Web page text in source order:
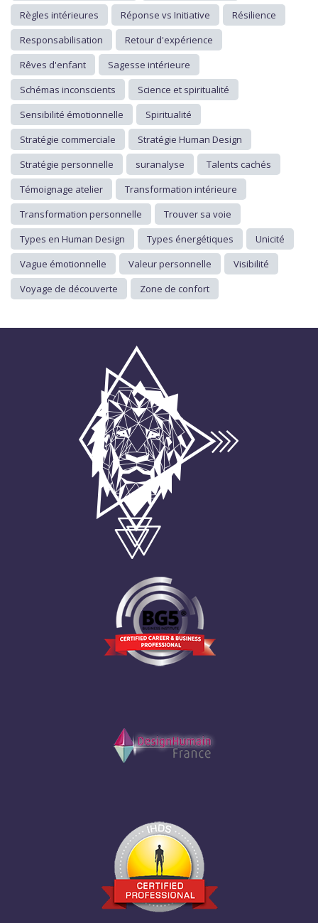
Règles intérieures
Réponse vs Initiative
Résilience
Responsabilisation
Retour d'expérience
Rêves d'enfant
Sagesse intérieure
Schémas inconscients
Science et spiritualité
Sensibilité émotionnelle
Spiritualité
Stratégie commerciale
Stratégie Human Design
Stratégie personnelle
suranalyse
Talents cachés
Témoignage atelier
Transformation intérieure
Transformation personnelle
Trouver sa voie
Types en Human Design
Types énergétiques
Unicité
Vague émotionnelle
Valeur personnelle
Visibilité
Voyage de découverte
Zone de confort